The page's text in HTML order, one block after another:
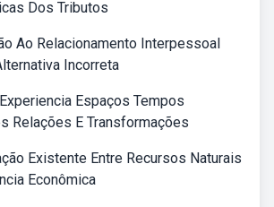
Dos Tributos
Ao Relacionamento Interpessoal
Incorreta
Espaços Tempos
Relações E Transformações
Existente Entre Recursos Naturais
Econômica